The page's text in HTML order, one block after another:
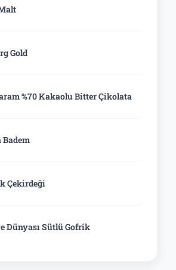
Gold
%70 Kakaolu Bitter Çikolata
Badem
Çekirdeği
Dünyası Sütlü Gofrik